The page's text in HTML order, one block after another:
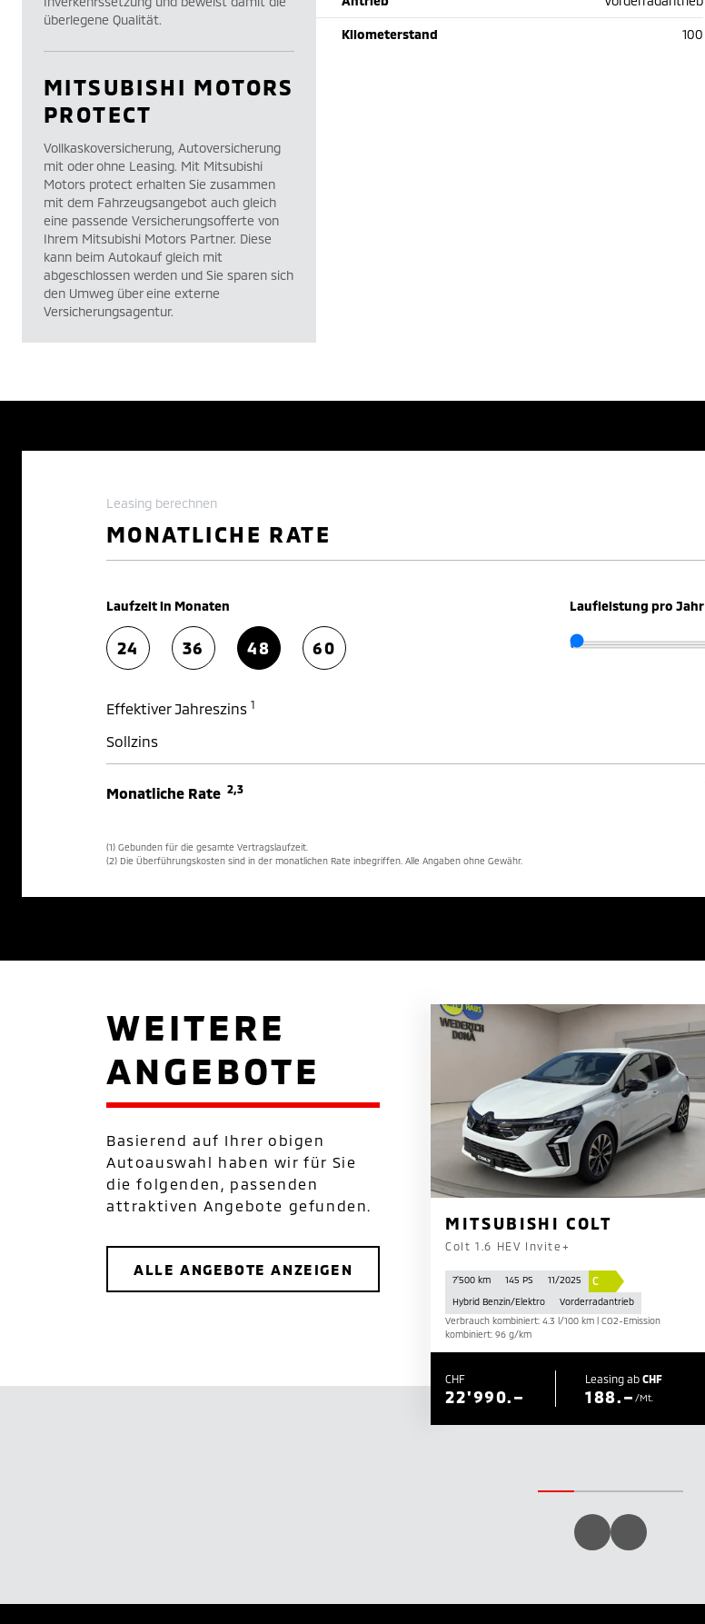
Kilometerstand 100
überlegene Qualität.
MITSUBISHI MOTORS
PROTECT
Vollkaskoversicherung, Autoversicherung
mit oder ohne Leasing. Mit Mitsubishi
Motors protect erhalten Sie zusammen
mit dem Fahrzeugsangebot auch gleich
eine passende Versicherungsofferte von
Ihrem Mitsubishi Motors Partner. Diese
kann beim Autokauf gleich mit
abgeschlossen werden und Sie sparen sich
den Umweg über eine externe
Versicherungsagentur.
Leasing berechnen
MONATLICHE RATE
Laufzeit in Monaten
24 36 48 60
Laufleistung pro Jahr
Effektiver Jahreszins 1
Sollzins
Monatliche Rate 2,3
(1) Gebunden für die gesamte Vertragslaufzeit.
(2) Die Überführungskosten sind in der monatlichen Rate inbegriffen. Alle Angaben ohne Gewähr.
WEITERE
ANGEBOTE
Basierend auf Ihrer obigen
Autoauswahl haben wir für Sie
die folgenden, passenden
attraktiven Angebote gefunden.
ALLE ANGEBOTE ANZEIGEN
MITSUBISHI COLT
Colt 1.6 HEV Invite+
7'500 km 145 PS 11/2025 C
Hybrid Benzin/Elektro
Vorderradantrieb
Verbrauch kombiniert: 4.3 l/100 km | CO2-Emission
kombiniert: 96 g/km
CHF
22'990.–
Leasing ab CHF
188.– /Mt.